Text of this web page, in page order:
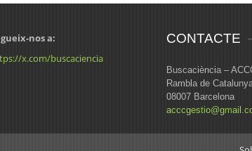
nos a:
x.com/buscaciencia
CONTACTE
Buscaciència –
Rambla de
08007 Barcelona